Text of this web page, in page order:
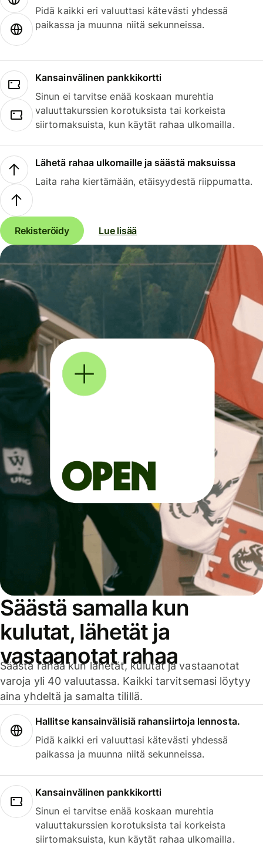
Pidä kaikki eri valuuttasi kätevästi yhdessä
paikassa ja muunna niitä sekunneissa.
Kansainvälinen pankkikortti
Sinun ei tarvitse enää koskaan murehtia
valuuttakurssien korotuksista tai korkeista
siirtomaksuista, kun käytät rahaa ulkomailla.
Lähetä rahaa ulkomaille ja säästä maksuissa
Laita raha kiertämään, etäisyydestä riippumatta.
Rekisteröidy Lue lisää
Säästä samalla kun
kulutat, lähetät ja
vastaanotat rahaa
Säästä rahaa kun lähetät, kulutat ja vastaanotat
varoja yli 40 valuutassa. Kaikki tarvitsemasi löytyy
aina yhdeltä ja samalta tilillä.
Hallitse kansainvälisiä rahansiirtoja lennosta.
Pidä kaikki eri valuuttasi kätevästi yhdessä
paikassa ja muunna niitä sekunneissa.
Kansainvälinen pankkikortti
Sinun ei tarvitse enää koskaan murehtia
valuuttakurssien korotuksista tai korkeista
siirtomaksuista, kun käytät rahaa ulkomailla.